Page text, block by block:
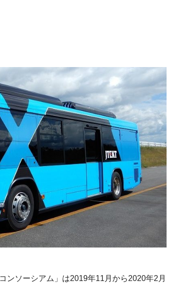
ラ
ボ
ンソーシアム」は2019年11月から2020年2月